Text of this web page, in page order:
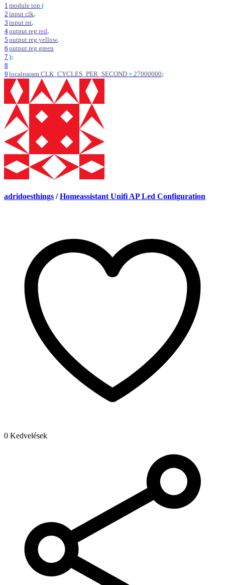
1 module top (
2 input clk,
3 input rst,
4output reg red,
5 output reg yellow,
6 output reg green
7 );
8
9 localparam CLK_CYCLES_PER_SECOND = 27000000;
adridoesthings / Homeassistant Unifi AP Led Configuration
0 Kedvelések